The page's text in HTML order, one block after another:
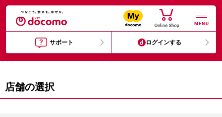
MENU
サポート ログインする
店舗の選択